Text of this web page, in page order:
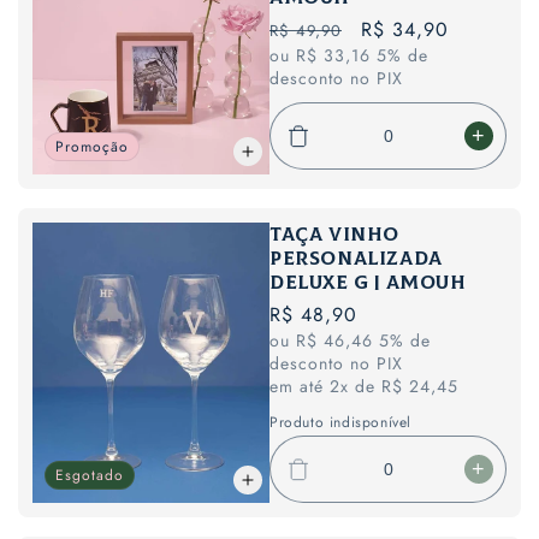
Marmor
com
foto
15cm
|
x
15cm
|
Promoção
Preço
normal
R$ 49,90
Preço
promocional
R$ 34,90
ou R$ 33,16 5% de
desconto no PIX
Diminuir
a
de
Porta
retrato
Rose
Gold
17
x
20cm
|
a
Esgotado
Taça Vinho
personalizada
Deluxe G | AMOUH
Preço
normal
R$ 48,90
ou R$ 46,46 5% de
desconto no PIX
em até 2x de R$ 24,45
Produto indisponível
Diminuir
a
a